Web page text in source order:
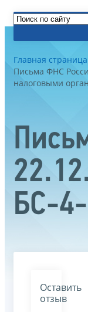
Главная страница
Письма ФНС
налоговыми
БС-
Оставить
отзыв